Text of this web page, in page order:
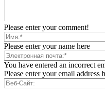
Please enter your comment!
Please enter your name here
You have entered an incorrect
Please enter your email address